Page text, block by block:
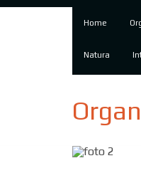
Home
Natura